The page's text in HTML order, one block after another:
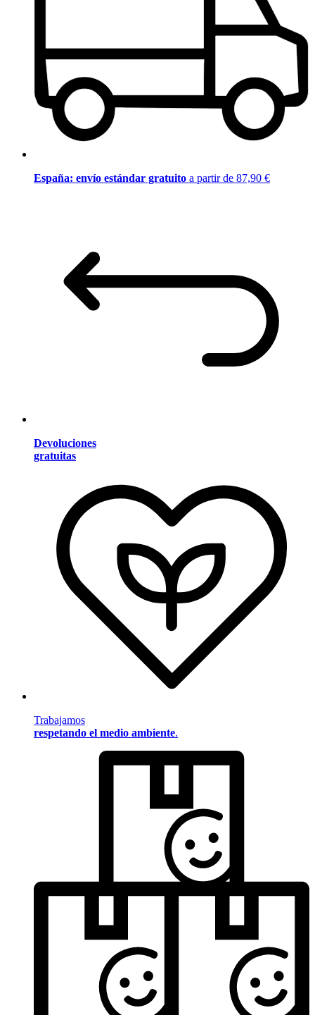
España: envío estándar gratuito a partir de 87,90 €
Devoluciones
gratuitas
Trabajamos
respetando el medio ambiente.